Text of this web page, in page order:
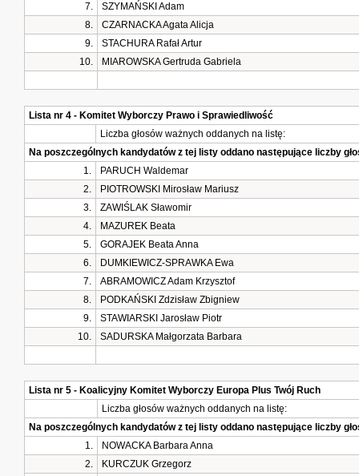
7.
SZYMAŃSKI Adam
8.
CZARNACKA Agata Alicja
9.
STACHURA Rafał Artur
10.
MIAROWSKA Gertruda Gabriela
Lista nr 4 - Komitet Wyborczy Prawo i Sprawiedliwość
Liczba głosów ważnych oddanych na listę:
Na poszczególnych kandydatów z tej listy oddano następujące liczby
1.
PARUCH Waldemar
2.
PIOTROWSKI Mirosław Mariusz
3.
ZAWIŚLAK Sławomir
4.
MAZUREK Beata
5.
GORAJEK Beata Anna
6.
DUMKIEWICZ-SPRAWKA Ewa
7.
ABRAMOWICZ Adam Krzysztof
8.
PODKAŃSKI Zdzisław Zbigniew
9.
STAWIARSKI Jarosław Piotr
10.
SADURSKA Małgorzata Barbara
Lista nr 5 - Koalicyjny Komitet Wyborczy Europa Plus Twój Ruch
Liczba głosów ważnych oddanych na listę:
Na poszczególnych kandydatów z tej listy oddano następujące liczby
1.
NOWACKA Barbara Anna
2.
KURCZUK Grzegorz